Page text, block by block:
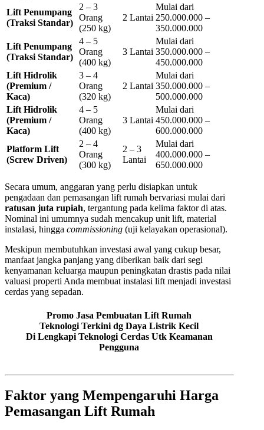
Lift Penumpang
(Traksi Standar)
2 – 3
Orang
(250 kg)
2 Lantai
Mulai dari
250.000.000 –
350.000.000
Lift Penumpang
(Traksi Standar)
4 – 5
Orang
(400 kg)
3 Lantai
Mulai dari
350.000.000 –
450.000.000
Lift Hidrolik
(Premium /
Kaca)
3 – 4
Orang
(320 kg)
2 Lantai
Mulai dari
350.000.000 –
500.000.000
Lift Hidrolik
(Premium /
Kaca)
4 – 5
Orang
(400 kg)
3 Lantai
Mulai dari
450.000.000 –
600.000.000
Platform Lift
(Screw Driven)
2 – 4
Orang
(300 kg)
2 – 3
Lantai
Mulai dari
400.000.000 –
650.000.000
Secara umum, anggaran yang perlu disiapkan untuk
pengadaan dan pemasangan lift rumah bervariasi mulai dari
ratusan juta rupiah, tergantung pada kelima faktor di atas.
Nominal ini umumnya sudah mencakup unit lift, material
instalasi, hingga commissioning (uji kelayakan operasional).
Meskipun membutuhkan investasi awal yang cukup besar,
manfaat jangka panjang yang diberikan baik dari segi
kenyamanan keluarga maupun peningkatan drastis pada nilai
valuasi properti Anda membuat instalasi lift menjadi investasi
cerdas yang sepadan.
Promo Jasa Pembuatan Lift Rumah
Teknologi Terkini dg Daya Listrik Kecil
Di Lengkapi Teknologi Cerdas Utk Keamanan
Pengguna
Faktor yang Mempengaruhi Harga
Pemasangan Lift Rumah